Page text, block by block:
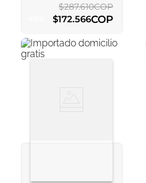
$287.610COP
$172.566COP
AGREGAR AL CARRITO